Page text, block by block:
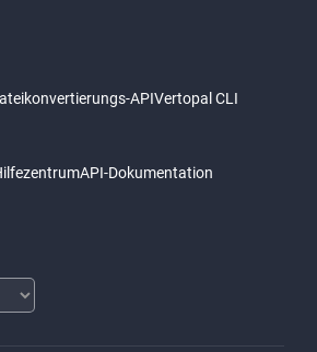
APIVertopal CLI
API-Dokumentation